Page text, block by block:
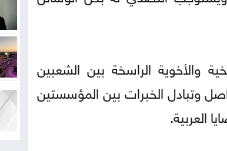
والأخوية الراسخة بين الشعبين
وتبادل الخبرات بين المؤسستين
العربية.